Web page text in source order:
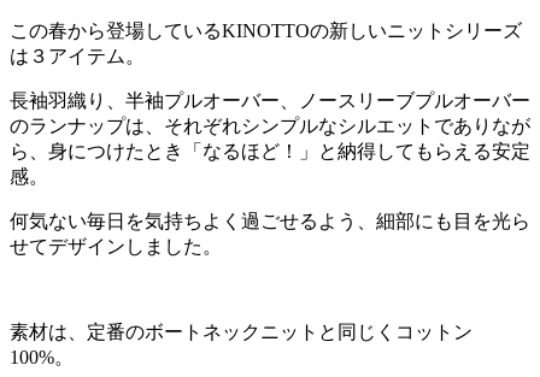
この春から登場しているKINOTTOの新しいニットシリーズ
は３アイテム。
長袖羽織り、半袖プルオーバー、ノースリーブプルオーバー
のランナップは、それぞれシンプルなシルエットでありなが
ら、身につけたとき「なるほど！」と納得してもらえる安定
感。
何気ない毎日を気持ちよく過ごせるよう、細部にも目を光ら
せてデザインしました。
素材は、定番のボートネックニットと同じくコットン
100%。